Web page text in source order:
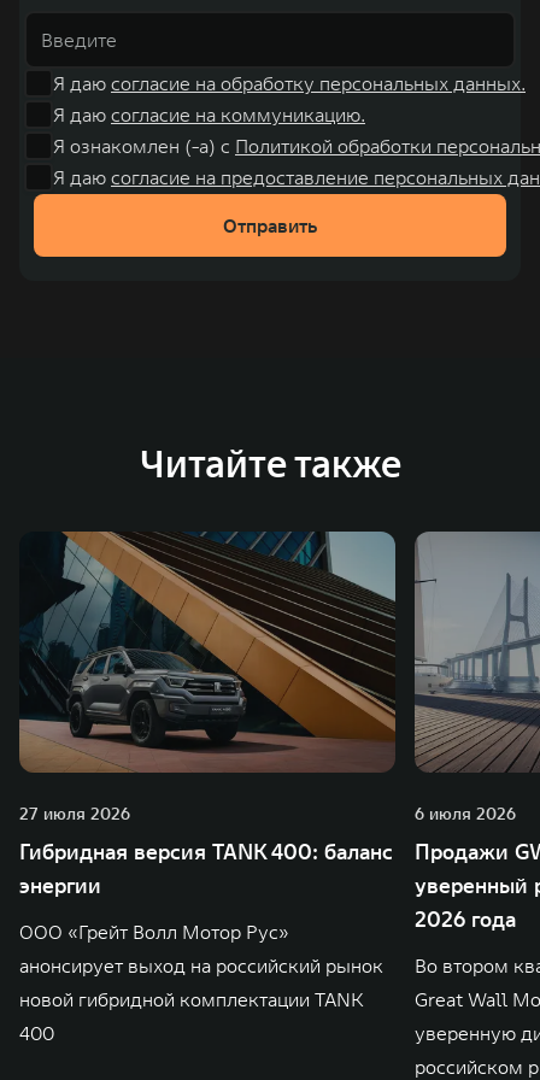
Я даю согласие на обработку персональных данных.
Я даю согласие на коммуникацию.
Я ознакомлен (-а) с Политикой обработки
Я даю согласие на предоставление персональных
Отправить
Читайте также
27 июля 2026
Гибридная версия TANK 400: баланс
энергии
ООО «Грейт Волл Мотор Рус»
анонсирует выход на российский рынок
новой гибридной комплектации TANK
400
6 июля 2026
Продажи
уверенный
2026 года
Во втором
Great Wall
уверенную
российском